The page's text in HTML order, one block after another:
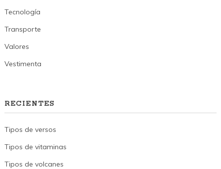
Tecnología
Transporte
Valores
Vestimenta
RECIENTES
Tipos de versos
Tipos de vitaminas
Tipos de volcanes